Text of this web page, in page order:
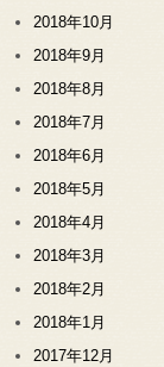
2018年10月
2018年9月
2018年8月
2018年7月
2018年6月
2018年5月
2018年4月
2018年3月
2018年2月
2018年1月
2017年12月